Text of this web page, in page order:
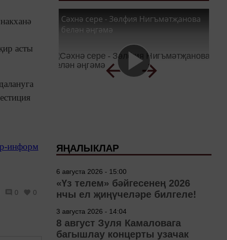
асты
информ
0 0
Сәхнә сере - Зөлфия Нигъмәтҗанова
белән әңгәмә
ЯҢАЛЫКЛАР
6 августа 2026 - 15:00
«Үз телем» бәйгесенең 2026
нчы ел җиңүчеләре билгеле!
3 августа 2026 - 14:04
8 август Зуля Камаловага
багышлау концерты узачак